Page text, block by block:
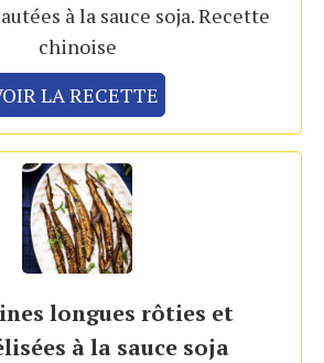
à la sauce soja. Recette
chinoise
LA RECETTE
longues rôties et
à la sauce soja